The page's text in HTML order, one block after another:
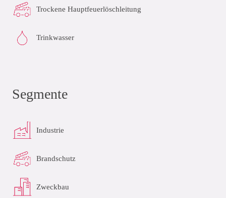
Trockene Hauptfeuerlöschleitung
Trinkwasser
Segmente
Industrie
Brandschutz
Zweckbau